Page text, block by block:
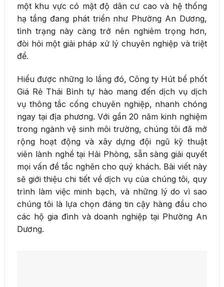
một khu vực có mật độ dân cư cao và hệ thống
hạ tầng đang phát triển như Phường An Dương,
tình trạng này càng trở nên nghiêm trọng hơn,
đòi hỏi một giải pháp xử lý chuyên nghiệp và triệt
để.
Hiểu được những lo lắng đó, Công ty Hút bể phốt
Giá Rẻ Thái Bình tự hào mang đến dịch vụ dịch
vụ thông tắc cống chuyên nghiệp, nhanh chóng
ngay tại địa phương. Với gần 20 năm kinh nghiệm
trong ngành vệ sinh môi trường, chúng tôi đã mở
rộng hoạt động và xây dựng đội ngũ kỹ thuật
viên lành nghề tại Hải Phòng, sẵn sàng giải quyết
mọi vấn đề tắc nghẽn cho quý khách. Bài viết này
sẽ giới thiệu chi tiết về dịch vụ của chúng tôi, quy
trình làm việc minh bạch, và những lý do vì sao
chúng tôi là lựa chọn đáng tin cậy hàng đầu cho
các hộ gia đình và doanh nghiệp tại Phường An
Dương.